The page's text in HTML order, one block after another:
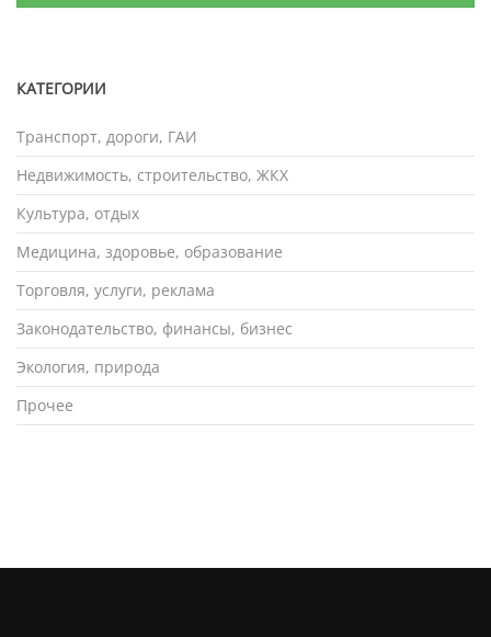
КАТЕГОРИИ
Транспорт, дороги, ГАИ
Недвижимость, строительство, ЖКХ
Культура, отдых
Медицина, здоровье, образование
Торговля, услуги, реклама
Законодательство, финансы, бизнес
Экология, природа
Прочее